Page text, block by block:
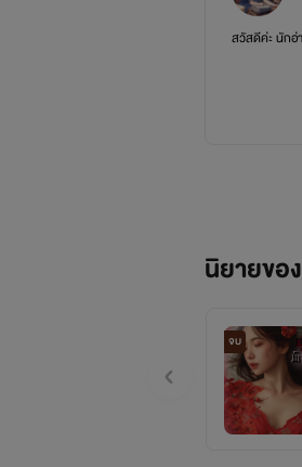
สวัสดีค่ะ นักอ่
นิยายข
จบ